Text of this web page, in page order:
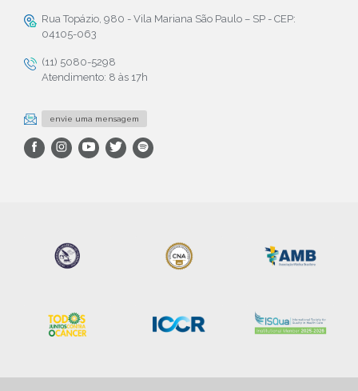
Rua Topázio, 980 - Vila Mariana São Paulo – SP - CEP:
04105-063
(11) 5080-5298
Atendimento: 8 às 17h
envie uma mensagem